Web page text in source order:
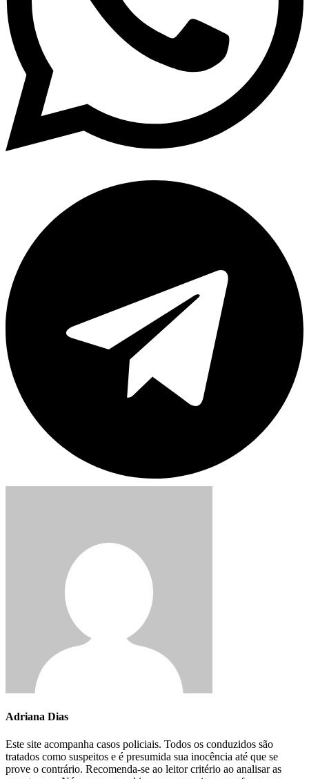
Adriana Dias
Este site acompanha casos policiais. Todos os conduzidos são
tratados como suspeitos e é presumida sua inocência até que se
prove o contrário. Recomenda-se ao leitor critério ao analisar as